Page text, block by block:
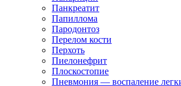
Панкреатит
Папиллома
Пародонтоз
Перелом кости
Перхоть
Пиелонефрит
Плоскостопие
Пневмония — воспаление